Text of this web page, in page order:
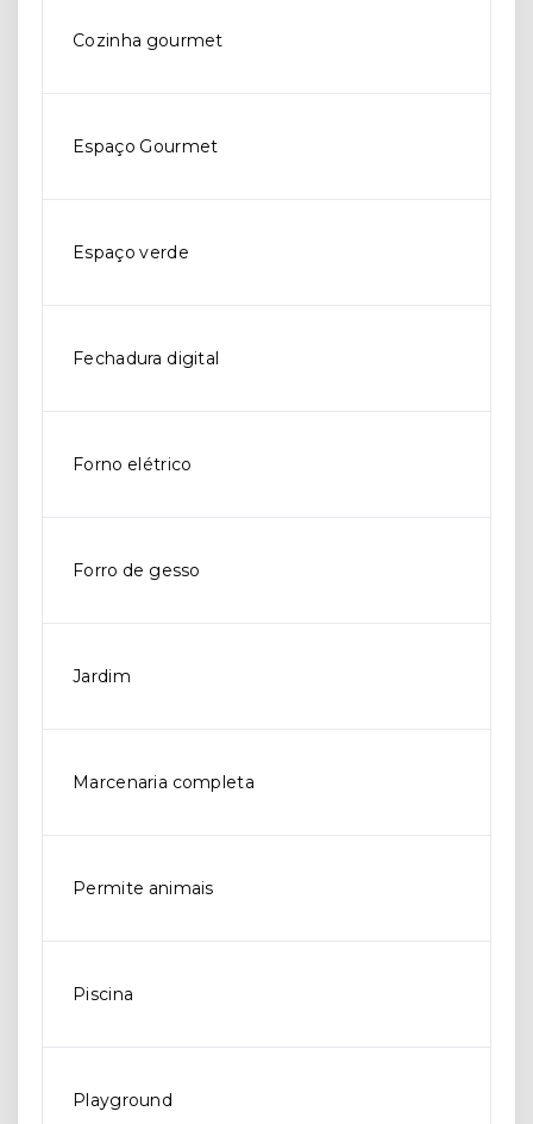
Cozinha gourmet
Espaço Gourmet
Espaço verde
Fechadura digital
Forno elétrico
Forro de gesso
Jardim
Marcenaria completa
Permite animais
Piscina
Playground